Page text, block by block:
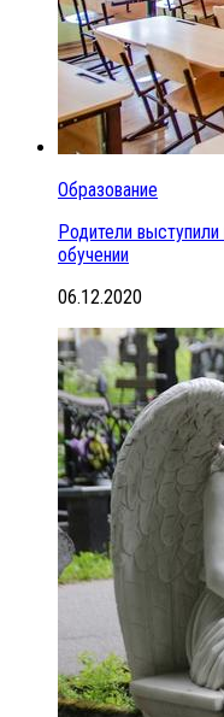
Образование
Родители
обучении
06.12.2020